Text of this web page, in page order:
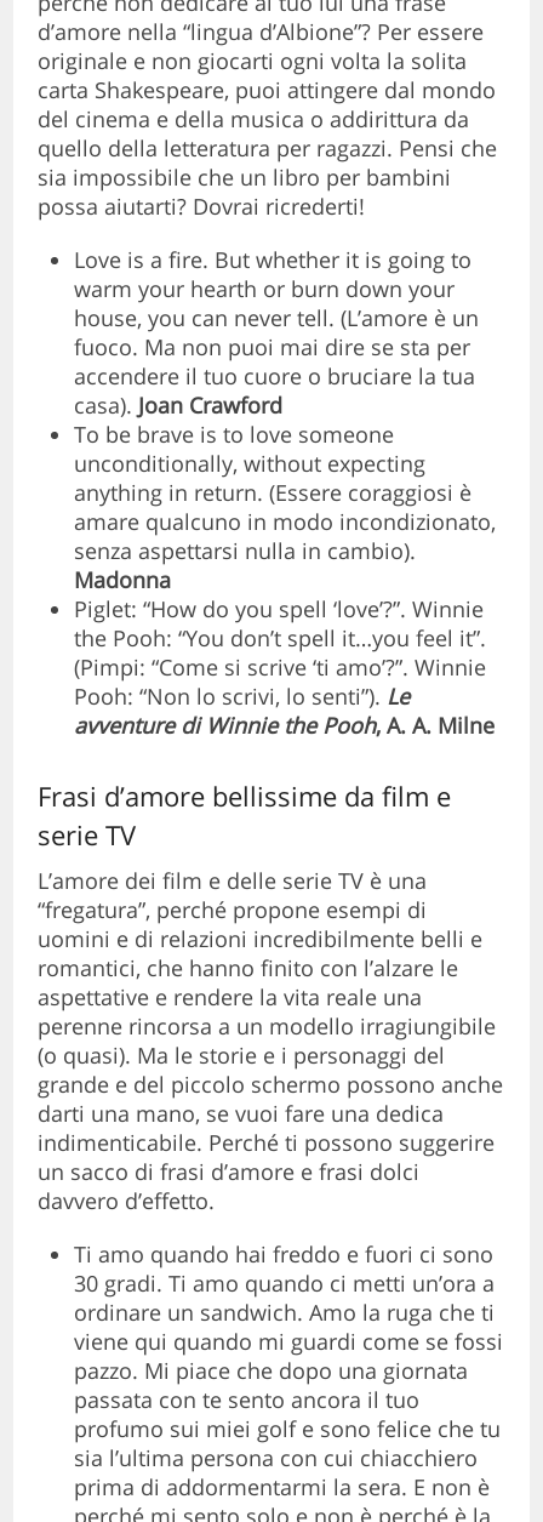
d’amore nella “lingua d’Albione”? Per essere
originale e non giocarti ogni volta la solita
carta Shakespeare, puoi attingere dal mondo
del cinema e della musica o addirittura da
quello della letteratura per ragazzi. Pensi che
sia impossibile che un libro per bambini
possa aiutarti? Dovrai ricrederti!
Love is a fire. But whether it is going to
warm your hearth or burn down your
house, you can never tell. (L’amore è un
fuoco. Ma non puoi mai dire se sta per
accendere il tuo cuore o bruciare la tua
casa). Joan Crawford
To be brave is to love someone
unconditionally, without expecting
anything in return. (Essere coraggiosi è
amare qualcuno in modo incondizionato,
senza aspettarsi nulla in cambio).
Madonna
Piglet: “How do you spell ‘love’?”. Winnie
the Pooh: “You don’t spell it…you feel it”.
(Pimpi: “Come si scrive ‘ti amo’?”. Winnie
Pooh: “Non lo scrivi, lo senti”). Le
avventure di Winnie the Pooh, A. A. Milne
Frasi d’amore bellissime da film e
serie TV
L’amore dei film e delle serie TV è una
“fregatura”, perché propone esempi di
uomini e di relazioni incredibilmente belli e
romantici, che hanno finito con l’alzare le
aspettative e rendere la vita reale una
perenne rincorsa a un modello irragiungibile
(o quasi). Ma le storie e i personaggi del
grande e del piccolo schermo possono anche
darti una mano, se vuoi fare una dedica
indimenticabile. Perché ti possono suggerire
un sacco di frasi d’amore e frasi dolci
davvero d’effetto.
Ti amo quando hai freddo e fuori ci sono
30 gradi. Ti amo quando ci metti un’ora a
ordinare un sandwich. Amo la ruga che ti
viene qui quando mi guardi come se fossi
pazzo. Mi piace che dopo una giornata
passata con te sento ancora il tuo
profumo sui miei golf e sono felice che tu
sia l’ultima persona con cui chiacchiero
prima di addormentarmi la sera. E non è
perché mi sento solo e non è perché è la